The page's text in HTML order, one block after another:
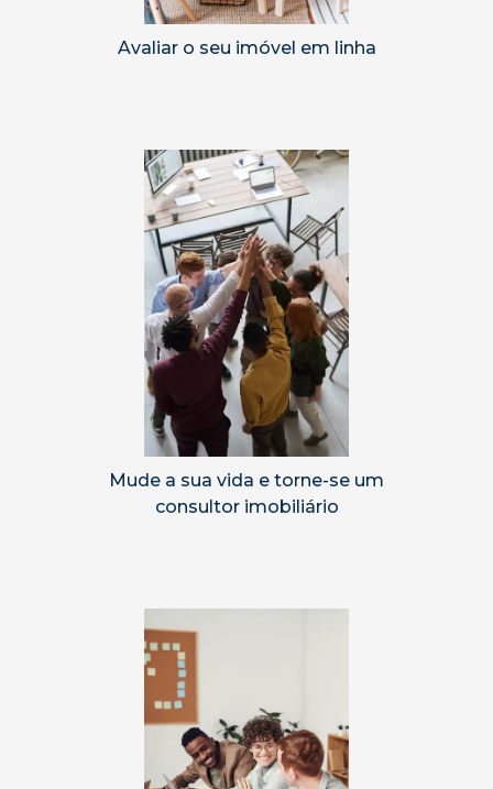
Avaliar o seu imóvel em linha
Mude a sua vida e torne-se um
consultor imobiliário